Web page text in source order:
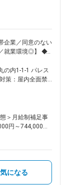
勤：一般社員に
HRBP、労政、人
プロフェッショ
ムです。 報酬制
持つメンバーが
補完し合う関係性
く設計されてお
く、"論点を持っ
会
企業／同意のない
業環境◎】 ◆業
・マーケティン
を開拓するマー
・拡販と、新規顧
業務
新規顧客・用途
新市場開拓）
置づけられる炭
ポジションを確立
関連/ハイエン
の強みを生かす
の内1-1-1 パレス
策：屋内全面禁
＞月給制補足事
円～744,000円
代の支給はござ
賃金はあくまで
可能性がありま
気になる